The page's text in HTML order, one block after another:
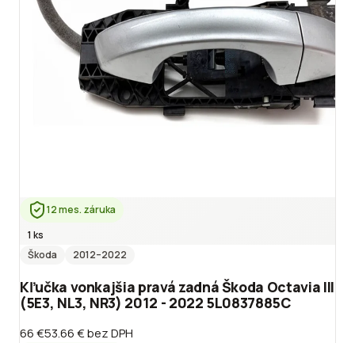
12 mes. záruka
1 ks
Škoda
2012–2022
Kľučka vonkajšia pravá zadná Škoda Octavia III
(5E3, NL3, NR3) 2012 - 2022 5L0837885C
66 €53.66 €bez DPH